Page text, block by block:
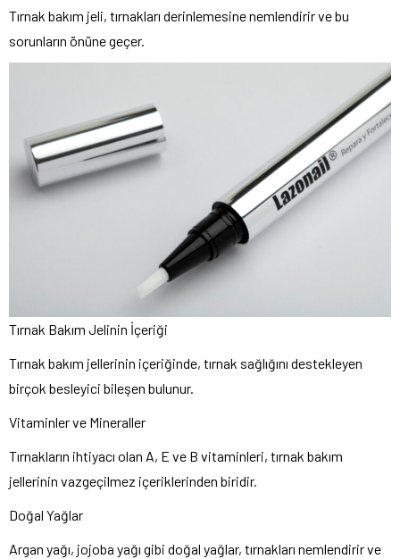
Tırnak bakım jeli, tırnakları derinlemesine nemlendirir ve bu
sorunların önüne geçer.
Tırnak Bakım Jelinin İçeriği
Tırnak bakım jellerinin içeriğinde, tırnak sağlığını destekleyen
birçok besleyici bileşen bulunur.
Vitaminler ve Mineraller
Tırnakların ihtiyacı olan A, E ve B vitaminleri, tırnak bakım
jellerinin vazgeçilmez içeriklerinden biridir.
Doğal Yağlar
Argan yağı, jojoba yağı gibi doğal yağlar, tırnakları nemlendirir ve